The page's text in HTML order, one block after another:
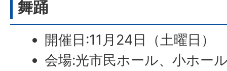
舞踊
開催日:11月24日（土曜日）
会場:光市民ホール、小ホー